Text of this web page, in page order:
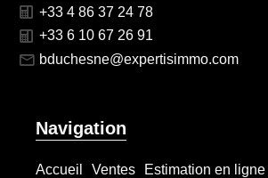
+33 4 86 37 24 78
+33 6 10 67 26 91
bduchesne@expertisimmo.com
Navigation
Accueil Ventes
Estimation en ligne